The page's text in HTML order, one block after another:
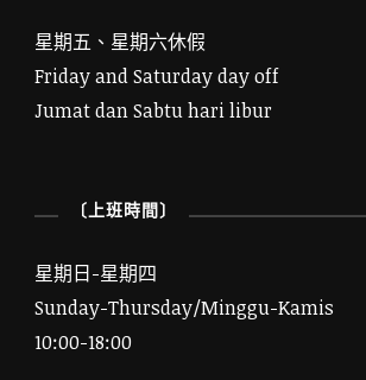
星期五、星期六休假
Friday and Saturday day off
Jumat dan Sabtu hari libur
〔上班時間〕
星期日-星期四
Sunday-Thursday/Minggu-Kamis
10:00-18:00